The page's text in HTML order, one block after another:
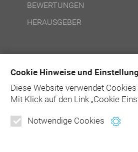
Cookie Hinweise und
Diese Website verwendet
Mit Klick auf den Link „Cookie
Notwendige Cookies
BEWERTUNGEN
HERAUSGEBER